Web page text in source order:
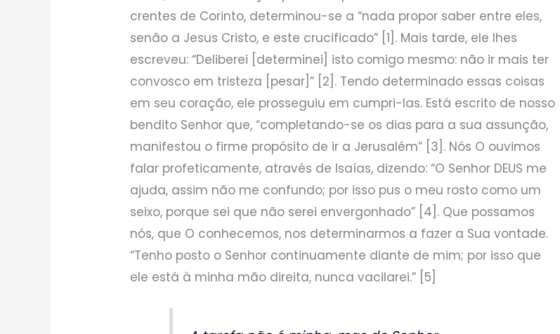
crentes de Corinto, determinou-se a “nada propor saber entre eles,
senão a Jesus Cristo, e este crucificado” [1]. Mais tarde, ele lhes
escreveu: “Deliberei [determinei] isto comigo mesmo: não ir mais ter
convosco em tristeza [pesar]” [2]. Tendo determinado essas coisas
em seu coração, ele prosseguiu em cumpri-las. Está escrito de nosso
bendito Senhor que, “completando-se os dias para a sua assunção,
manifestou o firme propósito de ir a Jerusalém” [3]. Nós O ouvimos
falar profeticamente, através de Isaías, dizendo: “O Senhor DEUS me
ajuda, assim não me confundo; por isso pus o meu rosto como um
seixo, porque sei que não serei envergonhado” [4]. Que possamos
nós, que O conhecemos, nos determinarmos a fazer a Sua vontade.
“Tenho posto o Senhor continuamente diante de mim; por isso que
ele está à minha mão direita, nunca vacilarei.” [5]